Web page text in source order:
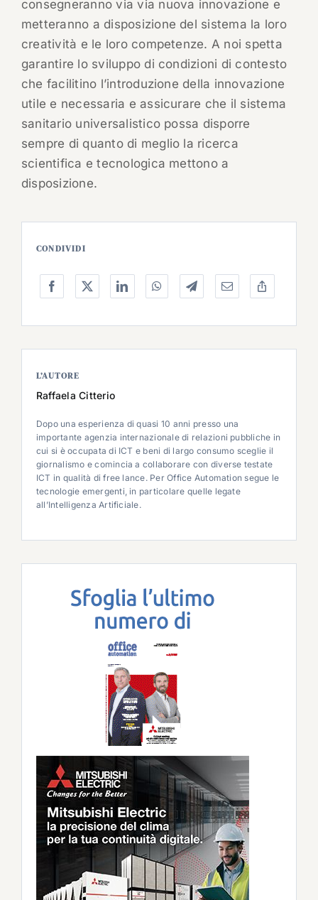
consegneranno via via nuova innovazione e
metteranno a disposizione del sistema la loro
creatività e le loro competenze. A noi spetta
garantire lo sviluppo di condizioni di contesto
che facilitino l’introduzione della innovazione
utile e necessaria e assicurare che il sistema
sanitario universalistico possa disporre
sempre di quanto di meglio la ricerca
scientifica e tecnologica mettono a
disposizione.
CONDIVIDI
L’AUTORE
Raffaela Citterio
Dopo una esperienza di quasi 10 anni presso una
importante agenzia internazionale di relazioni pubbliche in
cui si è occupata di ICT e beni di largo consumo sceglie il
giornalismo e comincia a collaborare con diverse testate
ICT in qualità di free lance. Per Office Automation segue le
tecnologie emergenti, in particolare quelle legate
all’Intelligenza Artificiale.